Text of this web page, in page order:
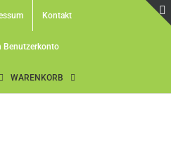
Kontakt
Benutzerkonto
WARENKORB